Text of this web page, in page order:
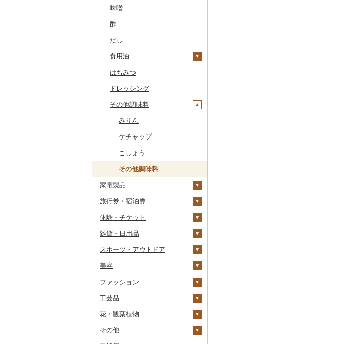
飛騨牛
神戸牛・神戸ビーフ
但馬牛
土佐あかうし
佐賀牛
長崎和牛
あか牛
宮崎牛
その他牛肉（精肉）
はまぐり
金目鯛
くじら
サバ
さんま
鯛
のどぐろ
ふぐ
ブリ
ほっけ
その他鮮魚
ひじき
その他干物
しらす・ちりめん
その他魚介・加工品
ミルキークィーン
その他米
不知火・デコポン
文旦
まどんな
ポンカン
その他柑橘
柿（カキ）
ドライフルーツ
干し柿
干し芋
その他ドライフルーツ
その他果物
びわ
ブルーベリー
パイナップル
栗
その他果物
にんにく・生姜
松茸
山菜
茄子
レタス
その他野菜
シャンパン・スパーク
甘酒
ノンアルコール
その他酒
知覧茶
その他茶
炭酸飲料
その他飲料・ジュース
カステラ
アイス・ジェラート
その他洋菓子
煎餅・おかき
羊羹
饅頭
大福
その他和菓子
そうめん
その他麺
その他惣菜
魚
レトルト
スープ
豆腐・納豆
豆腐
納豆
漬物
梅干
キムチ
その他漬物
缶詰・瓶詰
肉
魚
果物
ジャム
その他缶詰・瓶詰
乾物
燻製（スモーク）
おせち
その他加工品
味噌
酢
だし
食用油
えごま油
オリーブオイル
ごま油
その他食用油
はちみつ
ドレッシング
その他調味料
みりん
ケチャップ
こしょう
その他調味料
家電製品
季節・空調家電
キッチン家電
照明器具
パソコン・周辺機器
TV・オーディオ・カメラ
美容・健康家電
カー用品
時計
その他家電
旅行券・宿泊券
旅行券
JTBふるさと旅行クー
その他旅行券
宿泊券
体験・チケット
PayPay商品券
食事券
温泉・サウナ・スパ利用
雑貨・日用品
家具・インテリア
机・テーブル
その他家具・インテリ
寝具
布団
毛布
タオルケット
タオル
その他タオル
文房具・印鑑
ボールペン
ノート・ファイル
食器
グラス・カップ
キッチン用品
スポーツ・アウトドア
ゴルフ
ゴルフボール
ゴルフウェア
その他ゴルフ
釣り
サイクリング
アウトドア・キャンプ
その他スポーツ
美容
スキンケア
洗顔
その他スキンケア
シャンプー・リンス
石鹸・ボディーソープ
入浴剤
ファッション
鞄・バッグ
トートバッグ・ショル
洋服
女性・レディース
和服
工芸品
織物
本場奄美大島紬
陶器・漆器
花・観葉植物
観葉植物・苗木
その他